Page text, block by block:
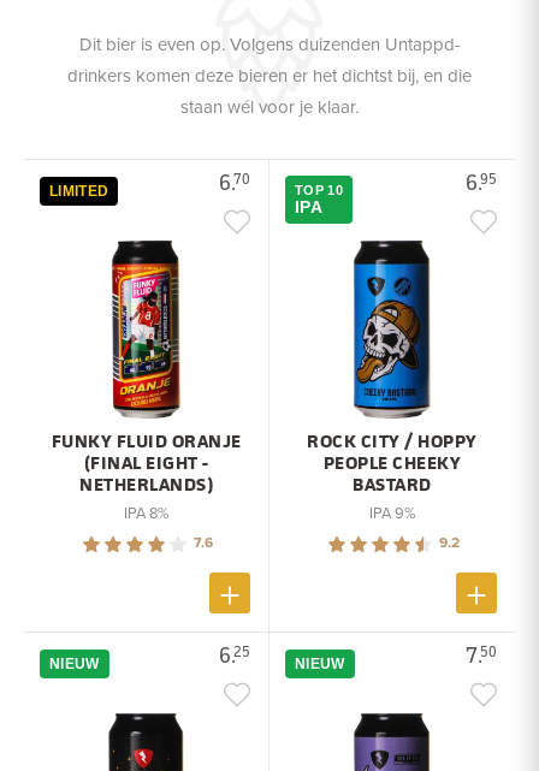
Dit bier is even op. Volgens duizenden Untappd-
drinkers komen deze bieren er het dichtst bij, en die
staan wél voor je klaar.
6.70
LIMITED
FUNKY FLUID ORANJE
(FINAL EIGHT -
NETHERLANDS)
IPA 8%
7.6
6.95
TOP 10
IPA
ROCK CITY / HOPPY
PEOPLE CHEEKY
BASTARD
IPA 9%
9.2
6.25
NIEUW 7.50
NIEUW